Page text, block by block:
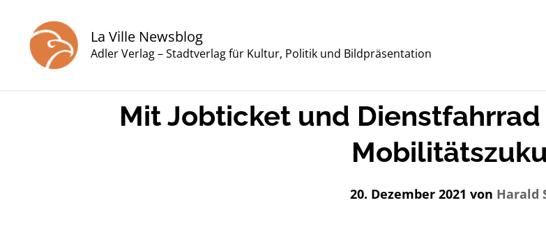
springen
La Ville Newsblog
Adler Verlag – Stadtverlag für Kultur, Politik und Bildpräsentation
Mit Jobticket und
20. Dezember 2021 von Harald